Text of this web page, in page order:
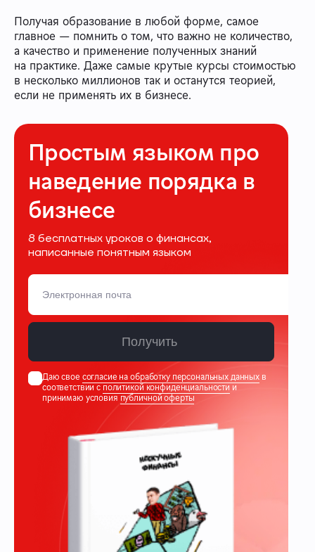
Получая образование в любой форме, самое
главное — помнить о том, что важно не количество,
а качество и применение полученных знаний
на практике. Даже самые крутые курсы стоимостью
в несколько миллионов так и останутся теорией,
если не применять их в бизнесе.
Простым языком про
наведение порядка в
бизнесе
8 бесплатных уроков о финансах,
написанные понятным языком
Получить
Даю свое согласие на обработку персональных данных в
соответствии сполитикой конфиденциальностии
принимаю условияпубличной оферты